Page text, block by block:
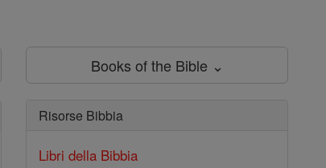
Books of the Bible ⌄
Risorse Bibbia
Libri della Bibbia